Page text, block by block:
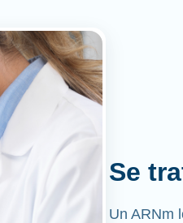
Se
Un ARNm